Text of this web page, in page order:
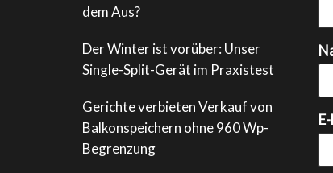
dem Aus?
Der Winter ist vorüber: Unser
Single-Split-Gerät im Praxistest
Gerichte verbieten Verkauf von
Balkonspeichern ohne 960 Wp-
Begrenzung